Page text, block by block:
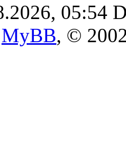
05:54
MyBB, ©